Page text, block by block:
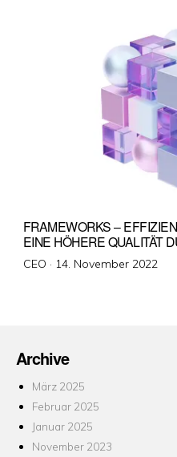
FRAMEWORKS –
EINE HÖHERE QUALITÄT
CEO · Veröffentlicht
14. November 2022
Archive
März 2025
Februar 2025
Januar 2025
November 2023